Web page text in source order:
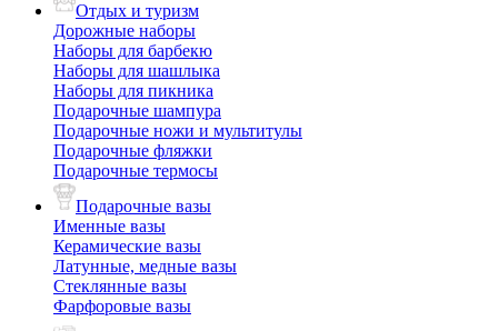
Отдых и туризм
Дорожные наборы
Наборы для барбекю
Наборы для шашлыка
Наборы для пикника
Подарочные шампура
Подарочные ножи и мультитулы
Подарочные фляжки
Подарочные термосы
Подарочные вазы
Именные вазы
Керамические вазы
Латунные, медные вазы
Стеклянные вазы
Фарфоровые вазы